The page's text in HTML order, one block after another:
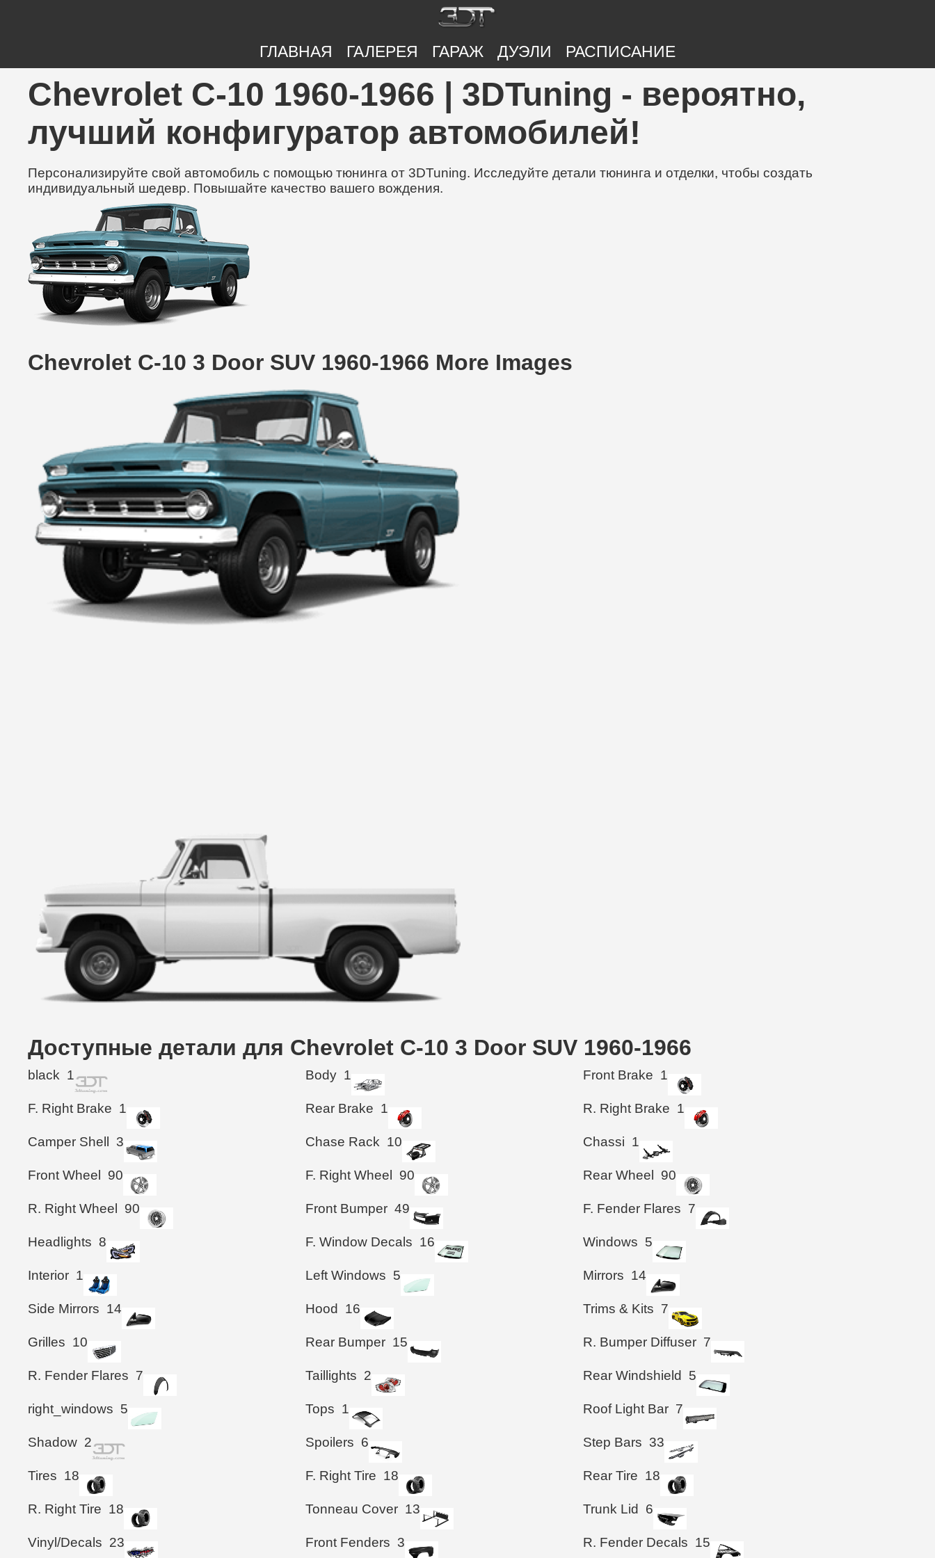
ГЛАВНАЯ ГАЛЕРЕЯ ГАРАЖ ДУЭЛИ РАСПИСАНИЕ
Chevrolet C-10 1960-1966 | 3DTuning - вероятно,
лучший конфигуратор автомобилей!
Персонализируйте свой автомобиль с помощью тюнинга от 3DTuning. Исследуйте детали тюнинга и отделки, чтобы создать
индивидуальный шедевр. Повышайте качество вашего вождения.
Chevrolet C-10 3 Door SUV 1960-1966 More Images
Доступные детали для Chevrolet C-10 3 Door SUV 1960-1966
black 1 Body 1 Front Brake 1
F. Right Brake 1 Rear Brake 1 R. Right Brake 1
Camper Shell 3 Chase Rack 10 Chassi 1
Front Wheel 90 F. Right Wheel 90 Rear Wheel 90
R. Right Wheel 90 Front Bumper 49 F. Fender Flares 7
Headlights 8 F. Window Decals 16 Windows 5
Interior 1 Left Windows 5 Mirrors 14
Side Mirrors 14 Hood 16 Trims & Kits 7
Grilles 10 Rear Bumper 15 R. Bumper Diffuser 7
R. Fender Flares 7 Taillights 2 Rear Windshield 5
right_windows 5 Tops 1 Roof Light Bar 7
Shadow 2 Spoilers 6 Step Bars 33
Tires 18 F. Right Tire 18 Rear Tire 18
R. Right Tire 18 Tonneau Cover 13 Trunk Lid 6
Vinyl/Decals 23 Front Fenders 3 R. Fender Decals 15